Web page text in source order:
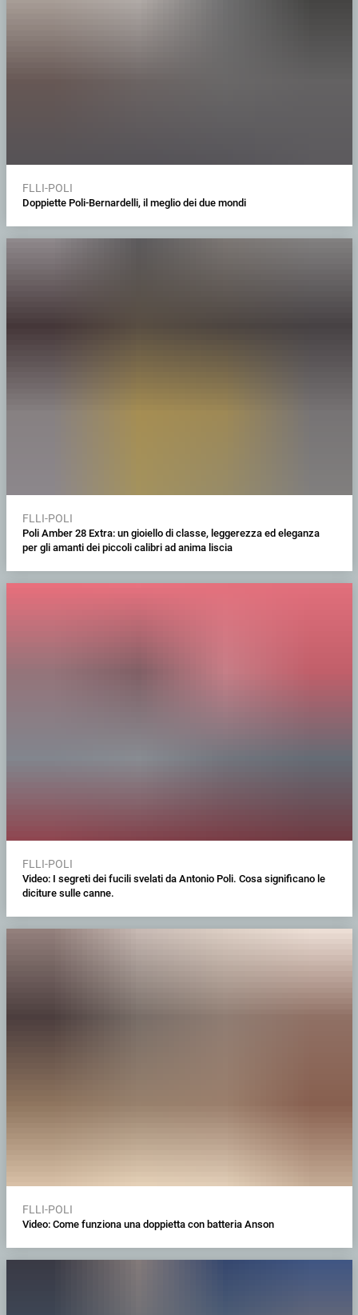
FLLI-POLI
Doppiette Poli-Bernardelli, il meglio dei due mondi
FLLI-POLI
Poli Amber 28 Extra: un gioiello di classe, leggerezza ed eleganza
per gli amanti dei piccoli calibri ad anima liscia
FLLI-POLI
Video: I segreti dei fucili svelati da Antonio Poli. Cosa significano le
diciture sulle canne.
FLLI-POLI
Video: Come funziona una doppietta con batteria Anson